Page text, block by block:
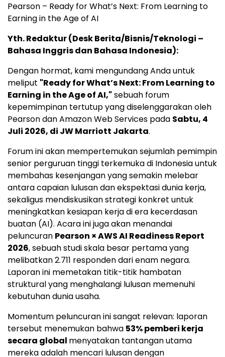
Pearson – Ready for What’s Next: From Learning to
Earning in the Age of AI
Yth. Redaktur (Desk Berita/Bisnis/Teknologi –
Bahasa Inggris dan Bahasa Indonesia):
Dengan hormat, kami mengundang Anda untuk
meliput "Ready for What’s Next: From Learning to
Earning in the Age of AI," sebuah forum
kepemimpinan tertutup yang diselenggarakan oleh
Pearson dan Amazon Web Services pada Sabtu, 4
Juli 2026, di JW Marriott Jakarta.
Forum ini akan mempertemukan sejumlah pemimpin
senior perguruan tinggi terkemuka di Indonesia untuk
membahas kesenjangan yang semakin melebar
antara capaian lulusan dan ekspektasi dunia kerja,
sekaligus mendiskusikan strategi konkret untuk
meningkatkan kesiapan kerja di era kecerdasan
buatan (AI). Acara ini juga akan menandai
peluncuran Pearson × AWS AI Readiness Report
2026, sebuah studi skala besar pertama yang
melibatkan 2.711 responden dari enam negara.
Laporan ini memetakan titik-titik hambatan
struktural yang menghalangi lulusan memenuhi
kebutuhan dunia usaha.
Momentum peluncuran ini sangat relevan: laporan
tersebut menemukan bahwa 53% pemberi kerja
secara global menyatakan tantangan utama
mereka adalah mencari lulusan dengan